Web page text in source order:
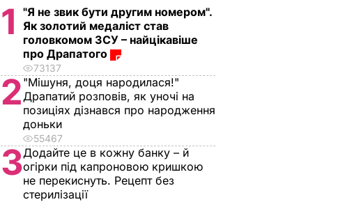
1
"Я не звик бути другим номером".
Як золотий медаліст став
головкомом ЗСУ – найцікавіше
про Драпатого
73137
2 "Мішуня, доця народилася!"
Драпатий розповів, як уночі на
позиціях дізнався про народження
доньки
55467
3Додайте це в кожну банку – й
огірки під капроновою кришкою
не перекиснуть. Рецепт без
стерилізації